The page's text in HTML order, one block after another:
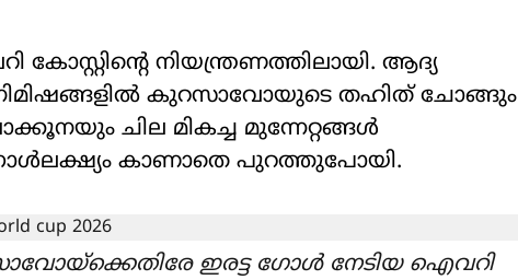
നിയന്ത്രണത്തിലായി. ആദ്യ
കുറസാവോയുടെ തഹിത് ചോങ്ങും
ചില മികച്ച മുന്നേറ്റങ്ങൾ
കാണാതെ പുറത്തുപോയി.
ഇരട്ട ഗോൾ നേടിയ ഐവറി